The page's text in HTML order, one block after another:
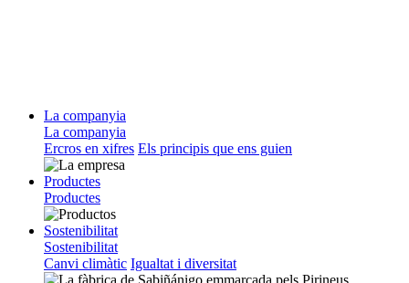
La companyia
La companyia
Ercros en xifres Els principis que ens guien
Productes
Productes
Sostenibilitat
Sostenibilitat
Canvi climàtic Igualtat i diversitat